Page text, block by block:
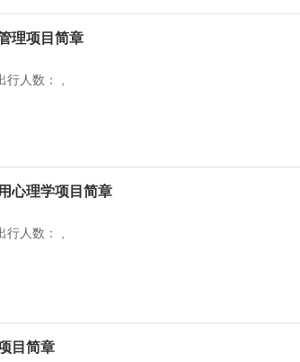
理项目简章
人数： ,
心理学项目简章
人数： ,
目简章